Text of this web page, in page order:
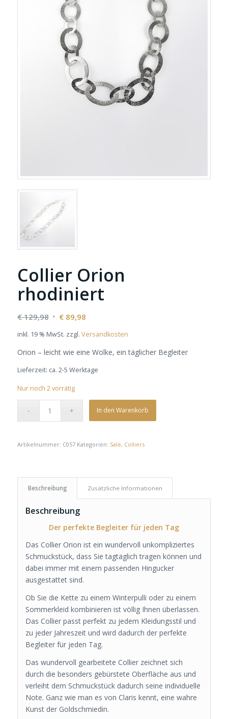
Collier Orion
rhodiniert
€129,98 Ursprünglicher
€ 129,98
€89,98Aktueller
€ 89,98.
inkl. 19 % MwSt. zzgl. Versandkosten
Orion – leicht wie eine Wolke, ein täglicher Begleiter
Lieferzeit: ca. 2-5 Werktage
Nur noch 2 vorrätig
In den Warenkorb
Artikelnummer: C057 Kategorien: Sale, Colliers
Beschreibung Zusätzliche Informationen
Beschreibung
Der perfekte Begleiter für jeden Tag
Das Collier Orion ist ein wundervoll unkompliziertes
Schmuckstück, dass Sie tagtäglich tragen können und
dabei immer mit einem passenden Hingucker
ausgestattet sind.
Ob Sie die Kette zu einem Winterpulli oder zu einem
Sommerkleid kombinieren ist völlig Ihnen überlassen.
Das Collier passt perfekt zu jedem Kleidungsstil und
zu jeder Jahreszeit und wird dadurch der perfekte
Begleiter für jeden Tag.
Das wundervoll gearbeitete Collier zeichnet sich
durch die besonders gebürstete Oberfläche aus und
verleiht dem Schmuckstück dadurch seine individuelle
Note. Ganz wie man es von Claris kennt, eine wahre
Kunst der Goldschmiedin.